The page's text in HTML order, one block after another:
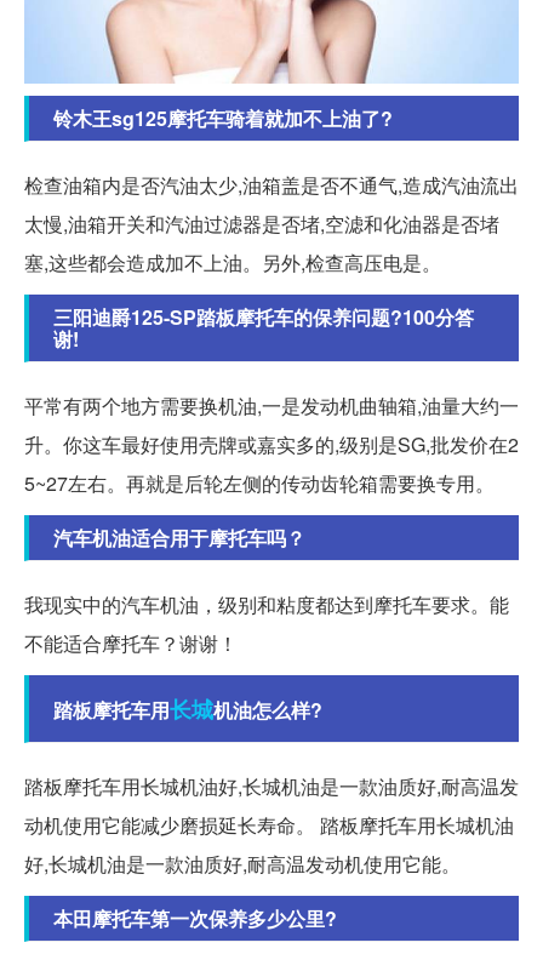
铃木王sg125摩托车骑着就加不上油了?
检查油箱内是否汽油太少,油箱盖是否不通气,造成汽油流出
太慢,油箱开关和汽油过滤器是否堵,空滤和化油器是否堵
塞,这些都会造成加不上油。另外,检查高压电是。
三阳迪爵125-SP踏板摩托车的保养问题?100分答
谢!
平常有两个地方需要换机油,一是发动机曲轴箱,油量大约一
升。你这车最好使用壳牌或嘉实多的,级别是SG,批发价在2
5~27左右。再就是后轮左侧的传动齿轮箱需要换专用。
汽车机油适合用于摩托车吗？
我现实中的汽车机油，级别和粘度都达到摩托车要求。能
不能适合摩托车？谢谢！
踏板摩托车用长城机油怎么样?
踏板摩托车用长城机油好,长城机油是一款油质好,耐高温发
动机使用它能减少磨损延长寿命。 踏板摩托车用长城机油
好,长城机油是一款油质好,耐高温发动机使用它能。
本田摩托车第一次保养多少公里?